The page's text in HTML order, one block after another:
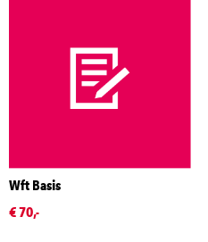
Wft Basis
€ 70,-